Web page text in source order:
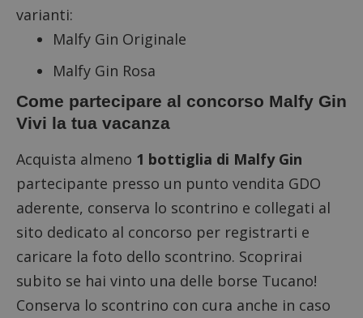
varianti:
Malfy Gin Originale
Malfy Gin Rosa
Come partecipare al concorso Malfy Gin
Vivi la tua vacanza
Acquista almeno 1 bottiglia di Malfy Gin
partecipante presso un punto vendita GDO
aderente, conserva lo scontrino e collegati al
sito dedicato al concorso per registrarti e
caricare la foto dello scontrino. Scoprirai
subito se hai vinto una delle borse Tucano!
Conserva lo scontrino con cura anche in caso